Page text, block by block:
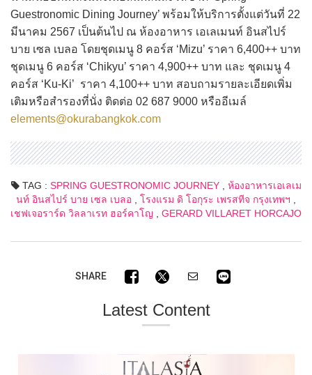
Guestronomic Dining Journey’ พร้อมให้บริการตั้งแต่วันที่ 22
มีนาคม 2567 เป็นต้นไป ณ ห้องอาหาร เอเลเมนท์ อินสไปร์
บาย เซล เบลอ โดยชุดเมนู 8 คอร์ส ‘Mizu’ ราคา 6,400++ บาท
ชุดเมนู 6 คอร์ส ‘Chikyu’ ราคา 4,900++ บาท และ ชุดเมนู 4
คอร์ส ‘Ku-Ki’ ราคา 4,100++ บาท สอบถามรายละเอียดเพิ่ม
เติมหรือสำรองที่นั่ง ติดต่อ 02 687 9000 หรืออีเมล์
elements@okurabangkok.com
TAG : SPRING GUESTRONOMIC JOURNEY, ห้องอาหารเอเลเม
นท์ อินสไปร์ บาย เซล เบลอ
โรงแรม ดิ โอกุระ เพรสทีจ กรุงเทพฯ
เชฟเจอราร์ด วิลลาเรท ฮอร์คาโญ
GERARD VILLARET HORCAJO
SHARE
Latest Content